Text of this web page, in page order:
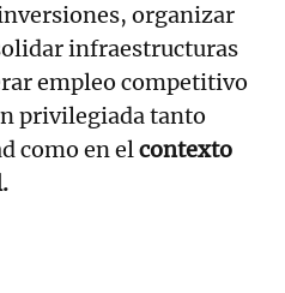
organizar
infraestructuras
empleo competitivo
privilegiada tanto
como en elcontexto